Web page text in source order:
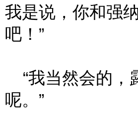
我是说，你和强
吧！”
“我当然会的，
呢。”